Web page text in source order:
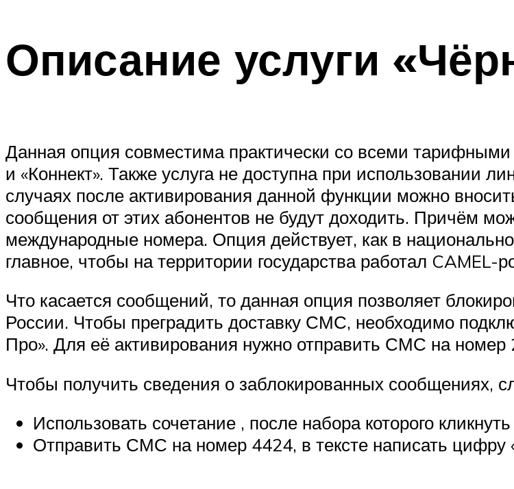
Описание услуги
Данная опция совместима практически со всеми
и «Коннект». Также услуга не доступна при использовании
случаях после активирования данной функции можно
сообщения от этих абонентов не будут доходить. Причём
международные номера. Опция действует, как в
главное, чтобы на территории государства работал CAMEL-
Что касается сообщений, то данная опция позволяет
России. Чтобы преградить доставку СМС, необходимо
Про». Для её активирования нужно отправить СМС на номер
Чтобы получить сведения о заблокированных сообщениях,
Использовать сочетание , после набора которого
Отправить СМС на номер 4424, в тексте написать цифру